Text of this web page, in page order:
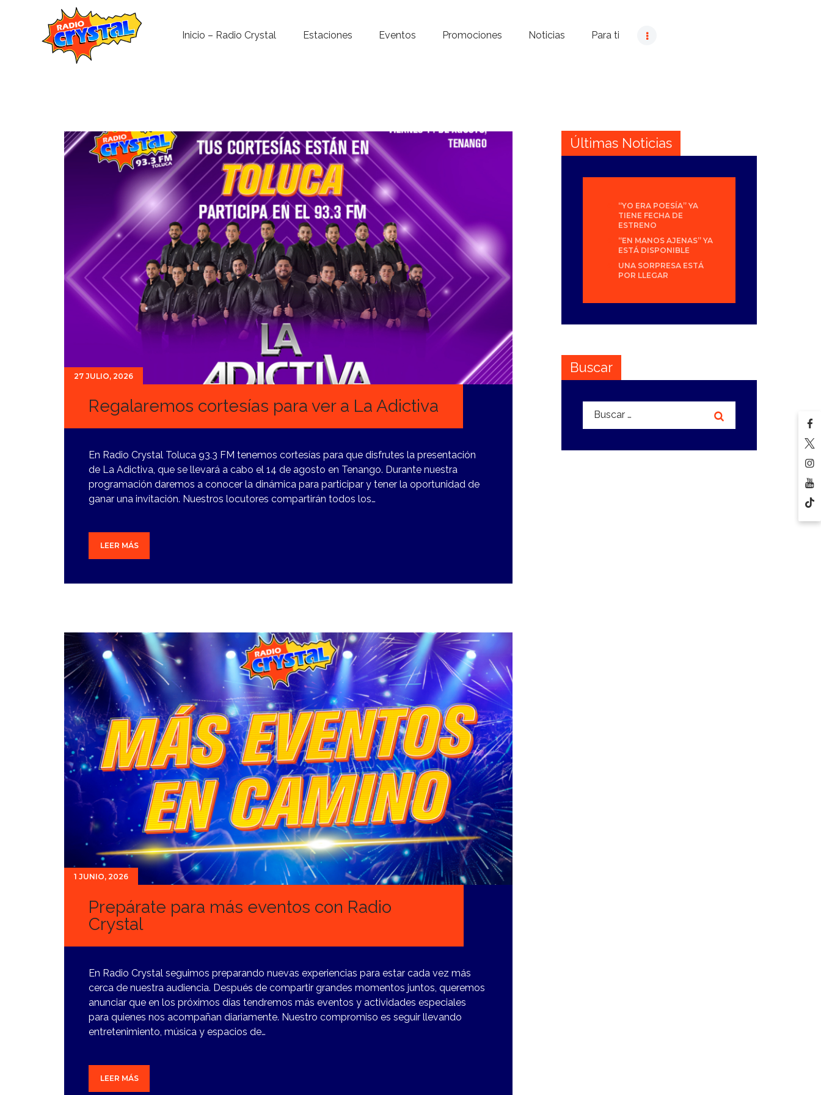
Inicio – Radio Crystal Estaciones Eventos Promociones Noticias Para ti
Noticias
Para ti
Contacto
27 JULIO, 2026
Regalaremos cortesías para ver a La Adictiva
En Radio Crystal Toluca 93.3 FM tenemos cortesías para que disfrutes la presentación
de La Adictiva, que se llevará a cabo el 14 de agosto en Tenango. Durante nuestra
programación daremos a conocer la dinámica para participar y tener la oportunidad de
ganar una invitación. Nuestros locutores compartirán todos los…
LEER MÁS
1 JUNIO, 2026
Prepárate para más eventos con Radio
Crystal
En Radio Crystal seguimos preparando nuevas experiencias para estar cada vez más
cerca de nuestra audiencia. Después de compartir grandes momentos juntos, queremos
anunciar que en los próximos días tendremos más eventos y actividades especiales
para quienes nos acompañan diariamente. Nuestro compromiso es seguir llevando
entretenimiento, música y espacios de…
LEER MÁS
Últimas Noticias
“YO ERA POESÍA” YA
TIENE FECHA DE
ESTRENO
“EN MANOS AJENAS” YA
ESTÁ DISPONIBLE
UNA SORPRESA ESTÁ
POR LLEGAR
Buscar
Buscar: